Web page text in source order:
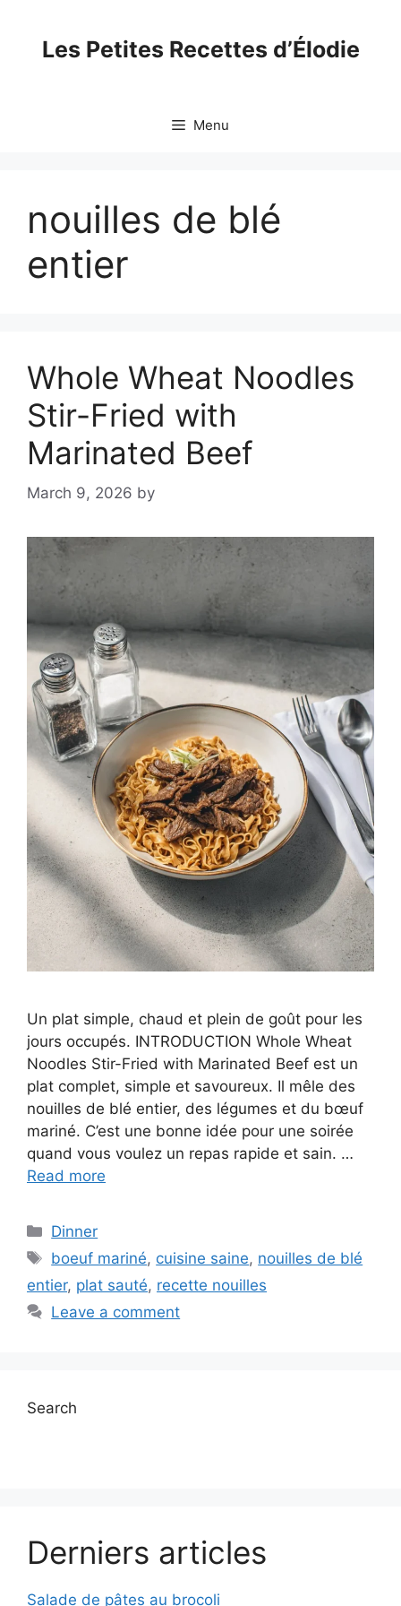
contentLes Petites Recettes d’Élodie
Menu
nouilles de blé
entier
Whole Wheat Noodles
Stir-Fried with
Marinated Beef
March 9, 2026 by
Un plat simple, chaud et plein de goût pour les
jours occupés. INTRODUCTION Whole Wheat
Noodles Stir-Fried with Marinated Beef est un
plat complet, simple et savoureux. Il mêle des
nouilles de blé entier, des légumes et du bœuf
mariné. C’est une bonne idée pour une soirée
quand vous voulez un repas rapide et sain. …
Read more
Categories
Dinner
Tags
boeuf mariné, cuisine saine, nouilles de blé
entier, plat sauté, recette nouilles
Leave a comment
Search
Derniers articles
Salade de pâtes au brocoli